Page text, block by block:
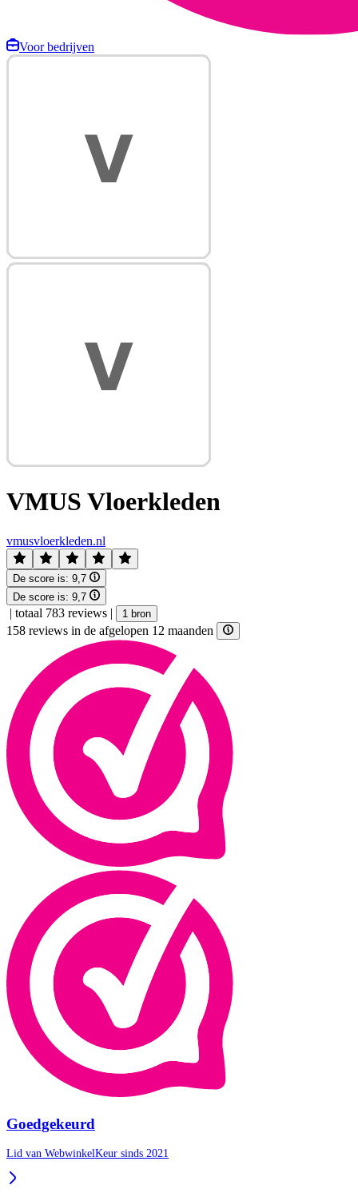
Voor bedrijven
VMUS Vloerkleden
vmusvloerkleden.nl
De score is: 9,7
De score is: 9,7
| totaal 783 reviews | 1 bron
158 reviews in de afgelopen 12 maanden
Goedgekeurd
Lid van WebwinkelKeur sinds 2021